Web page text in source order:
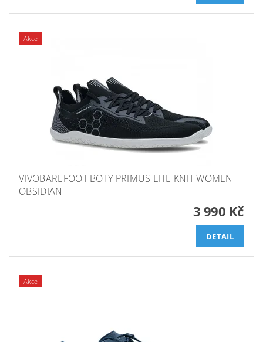
Akce
VIVOBAREFOOT BOTY PRIMUS LITE KNIT WOMEN
OBSIDIAN
3 990 Kč
DETAIL
Akce